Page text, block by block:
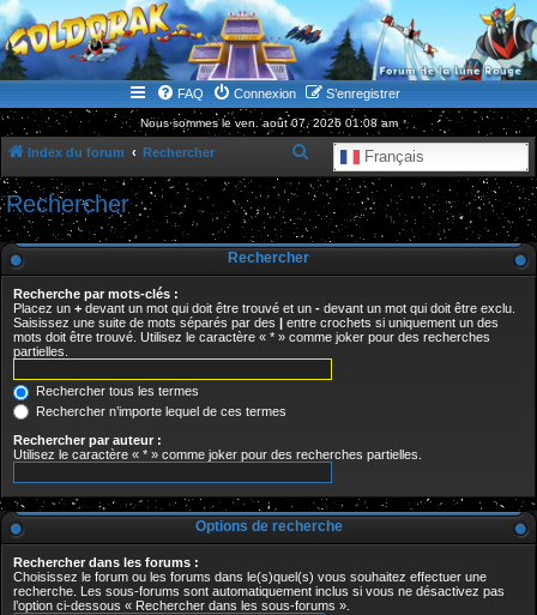
WWW.GOLDORAKGO.COM
le site de la Lune Rouge
FAQ Connexion S’enregistrer
Nous sommes le ven. août 07, 2026 01:08 am
Index du forum Rechercher Français
e
c
h
c
e
Rechercher
Rechercher
Recherche par mots-clés :
Placez un + devant un mot qui doit être trouvé et un - devant un mot qui doit être exclu.
Saisissez une suite de mots séparés par des | entre crochets si uniquement un des
mots doit être trouvé. Utilisez le caractère « * » comme joker pour des recherches
partielles.
Rechercher tous les termes
Rechercher n’importe lequel de ces termes
Rechercher par auteur :
Utilisez le caractère « * » comme joker pour des recherches partielles.
Options de recherche
Rechercher dans les forums :
Choisissez le forum ou les forums dans le(s)quel(s) vous souhaitez effectuer une
recherche. Les sous-forums sont automatiquement inclus si vous ne désactivez pas
l’option ci-dessous « Rechercher dans les sous-forums ».